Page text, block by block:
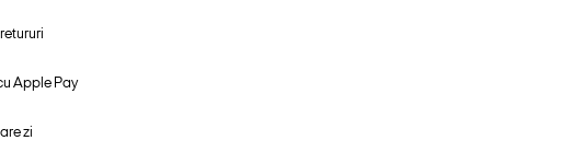
Apple Pay
zi